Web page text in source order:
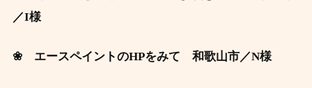
／I様
❀ エースペイントのHPをみて 和歌山市／N様